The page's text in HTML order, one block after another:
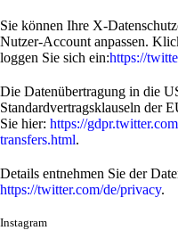
Sie können Ihre X-
Nutzer-Account anpassen.
loggen Sie sich ein:https://
Die Datenübertragung in die
Standardvertragsklauseln der
Sie hier: https://
transfers.html.
Details entnehmen Sie der
https://twitter.com/de/privacy.
Instagram